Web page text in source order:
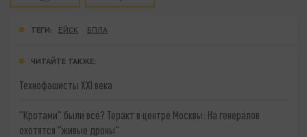
ТЕГИ: ЕЙСК БПЛА
ЧИТАЙТЕ ТАКЖЕ:
Технофашисты XXI века
"Кротами" были все? Теракт в центре Москвы: На генералов
охотятся "живые дроны"